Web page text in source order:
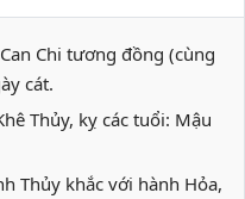
Chi tương đồng (cùng
cát.
Thủy, kỵ các tuổi: Mậu
Thủy khắc với hành Hỏa,